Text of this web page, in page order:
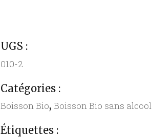
cl
quantity
UGS :
010-2
Catégories :
Boisson Bio, Boisson Bio sans alcool
Étiquettes :